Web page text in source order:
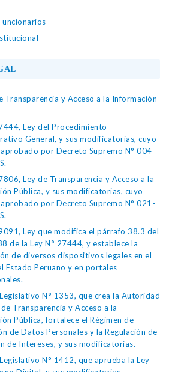
Transparencia y Acceso a la Información
Ley del Procedimiento
General, y sus modificatorias, cuyo
por Decreto Supremo N° 004-
Ley de Transparencia y Acceso a la
Pública, y sus modificatorias, cuyo
por Decreto Supremo N° 021-
Ley que modifica el párrafo 38.3 del
de la Ley N° 27444, y establece la
de diversos dispositivos legales en el
Estado Peruano y en portales
N° 1353, que crea la Autoridad
Transparencia y Acceso a la
Pública, fortalece el Régimen de
de Datos Personales y la Regulación de
de Intereses, y sus modificatorias.
N° 1412, que aprueba la Ley